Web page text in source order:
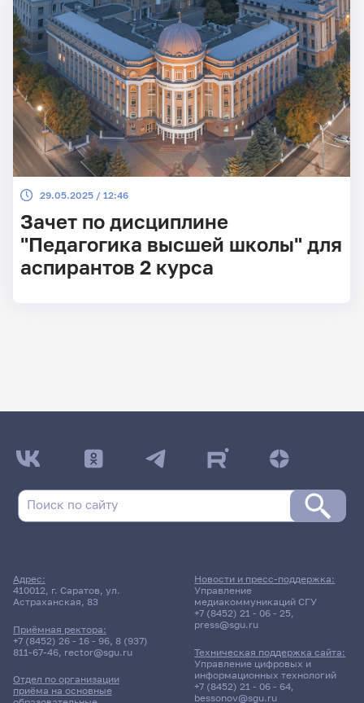
29.05.2025 / 12:46
Зачет по дисциплине
"Педагогика высшей школы" для
аспирантов 2 курса
Адрес:
410012, г. Саратов, ул.
Астраханская, 83
Приёмная ректора:
+7 (8452) 26 - 16 - 96, 8 (937)
811-67-46, rector@sgu.ru
Отдел по организации
приёма на основные
Новости и пресс-поддержка:
Управление
медиакоммуникаций СГУ
+7 (8452) 21 - 06 - 25,
press@sgu.ru
Техническая поддержка сайта:
Управление цифровых и
информационных технологий
+7 (8452) 21 - 06 - 64,
bessonov@sgu.ru